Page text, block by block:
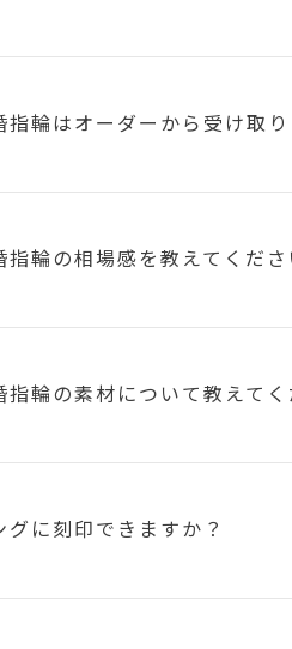
指輪はオーダーから受け取り
指輪の相場感を教えてくださ
指輪の素材について教えてく
グに刻印できますか？